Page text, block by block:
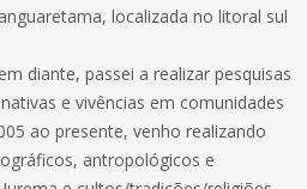
localizada no litoral sul
diante, passei a realizar pesquisas
e vivências em comunidades
ao presente, venho realizando
antropológicos e